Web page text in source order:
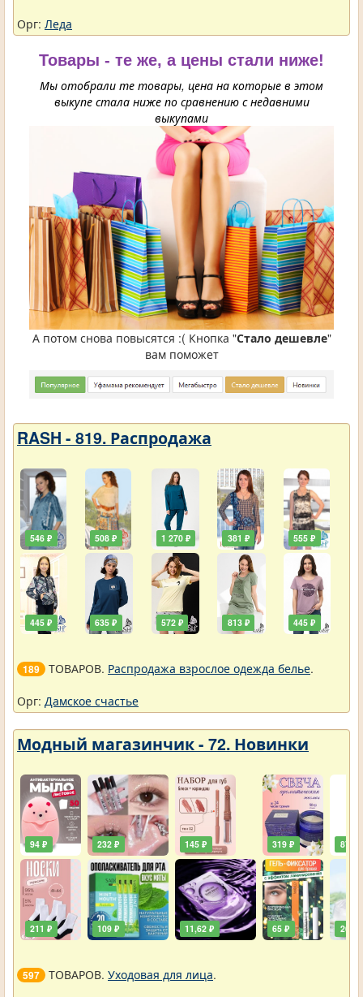
Орг: Леда
Товары - те же, а цены стали ниже!
Мы отобрали те товары, цена на которые в этом
выкупе стала ниже по сравнению с недавними
выкупами
А потом снова повысятся :( Кнопка "Стало дешевле"
вам поможет
RASH - 819. Распродажа
546 ₽
445 ₽
508 ₽
635 ₽
1 270 ₽
572 ₽
381 ₽
813 ₽
555 ₽
445 ₽
189 ТОВАРОВ. Распродажа взрослое одежда белье.
Орг: Дамское счастье
Модный магазинчик - 72. Новинки
94 ₽
211 ₽
232 ₽
109 ₽
145 ₽
11,62 ₽
319 ₽
65 ₽
87 ₽
261 ₽
597 ТОВАРОВ. Уходовая для лица.